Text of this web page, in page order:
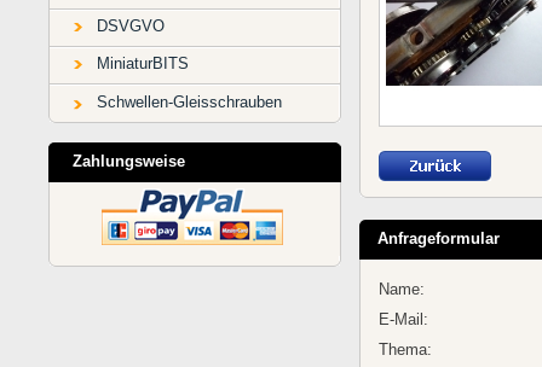
DSVGVO
MiniaturBITS
Schwellen-Gleisschrauben
Zahlungsweise
Anfrageformular
Name:
E-Mail:
Thema: